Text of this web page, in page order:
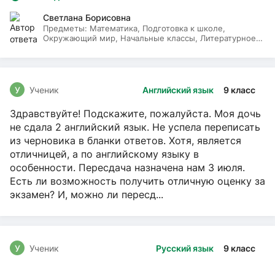
Светлана Борисовна
Предметы: Математика, Подготовка к школе,
Окружающий мир, Начальные классы, Литературное
Английский язык 9 класс
У Ученик
Здравствуйте! Подскажите, пожалуйста. Моя дочь
не сдала 2 английский язык. Не успела переписать
из черновика в бланки ответов. Хотя, является
отличницей, а по английскому языку в
особенности. Пересдача назначена нам 3 июля.
Есть ли возможность получить отличную оценку за
экзамен? И, можно ли пересд...
Русский язык 9 класс
У Ученик